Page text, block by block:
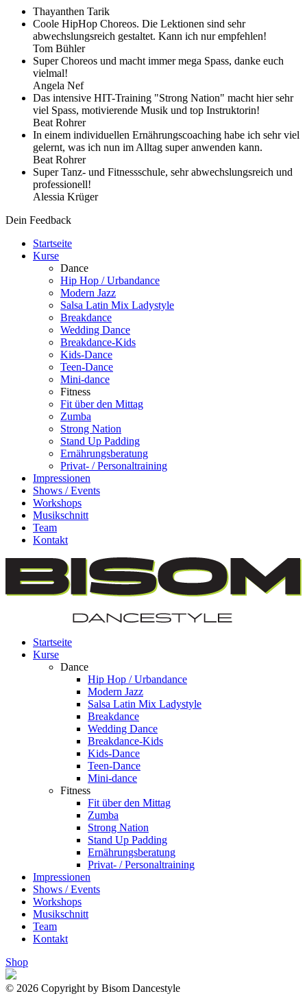
Thayanthen Tarik
Coole HipHop Choreos. Die Lektionen sind sehr
abwechslungsreich gestaltet. Kann ich nur empfehlen!
Tom Bühler
Super Choreos und macht immer mega Spass, danke euch
vielmal!
Angela Nef
Das intensive HIT-Training "Strong Nation" macht hier sehr
viel Spass, motivierende Musik und top Instruktorin!
Beat Rohrer
In einem individuellen Ernährungscoaching habe ich sehr viel
gelernt, was ich nun im Alltag super anwenden kann.
Beat Rohrer
Super Tanz- und Fitnessschule, sehr abwechslungsreich und
professionell!
Alessia Krüger
Dein Feedback
Startseite
Kurse
Dance
Hip Hop / Urbandance
Modern Jazz
Salsa Latin Mix Ladystyle
Breakdance
Wedding Dance
Breakdance-Kids
Kids-Dance
Teen-Dance
Mini-dance
Fitness
Fit über den Mittag
Zumba
Strong Nation
Stand Up Padding
Ernährungsberatung
Privat- / Personaltraining
Impressionen
Shows / Events
Workshops
Musikschnitt
Team
Kontakt
Startseite
Kurse
Dance
Hip Hop / Urbandance
Modern Jazz
Salsa Latin Mix Ladystyle
Breakdance
Wedding Dance
Breakdance-Kids
Kids-Dance
Teen-Dance
Mini-dance
Fitness
Fit über den Mittag
Zumba
Strong Nation
Stand Up Padding
Ernährungsberatung
Privat- / Personaltraining
Impressionen
Shows / Events
Workshops
Musikschnitt
Team
Kontakt
Shop
© 2026 Copyright by Bisom Dancestyle